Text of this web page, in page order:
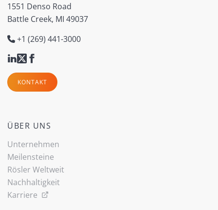
1551 Denso Road
Battle Creek, MI 49037
+1 (269) 441-3000
KONTAKT
ÜBER UNS
Unternehmen
Meilensteine
Rösler Weltweit
Nachhaltigkeit
Karriere